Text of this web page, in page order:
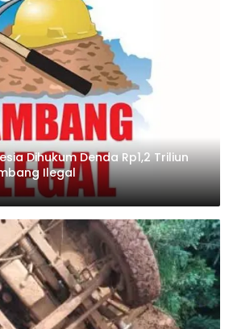
Dihukum Denda Rp1,2 Triliun
Ilegal